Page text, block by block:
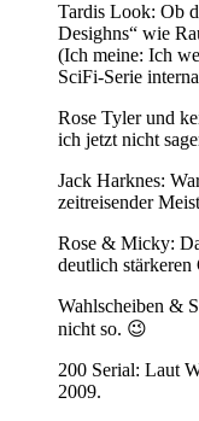
Tardis Look: Ob
Desighns“ wie
(Ich meine: Ich
SciFi-Serie
Rose Tyler und
ich jetzt nicht
Jack Harknes:
zeitreisender
Rose & Micky:
deutlich stärkeren
Wahlscheiben &
nicht so. 😉
200 Serial: Laut
2009.